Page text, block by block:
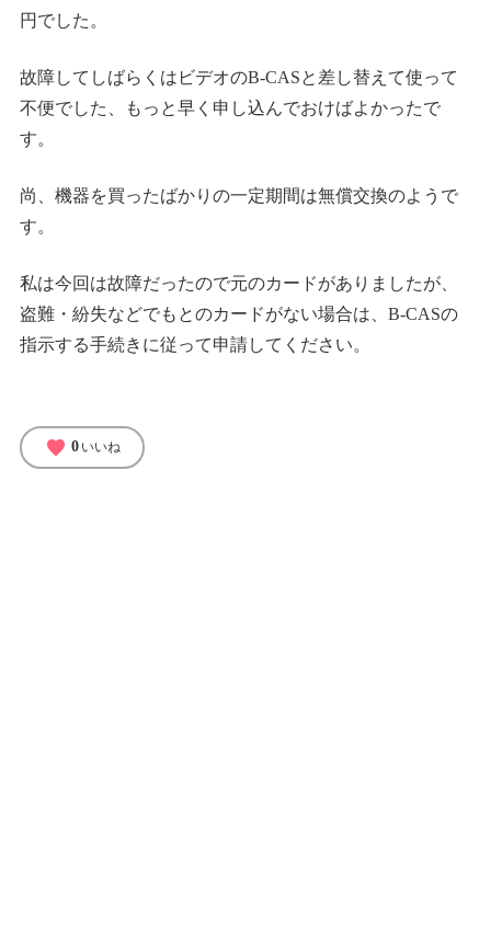
円でした。
故障してしばらくはビデオのB-CASと差し替えて使って
不便でした、もっと早く申し込んでおけばよかったで
す。
尚、機器を買ったばかりの一定期間は無償交換のようで
す。
私は今回は故障だったので元のカードがありましたが、
盗難・紛失などでもとのカードがない場合は、B-CASの
指示する手続きに従って申請してください。
favorite 0 いいね